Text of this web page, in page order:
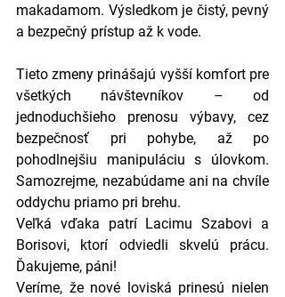
makadamom. Výsledkom je čistý, pevný
a bezpečný prístup až k vode.
Tieto zmeny prinášajú vyšší komfort pre
všetkých návštevníkov – od
jednoduchšieho prenosu výbavy, cez
bezpečnosť pri pohybe, až po
pohodlnejšiu manipuláciu s úlovkom.
Samozrejme, nezabúdame ani na chvíle
oddychu priamo pri brehu.
Veľká vďaka patrí Lacimu Szabovi a
Borisovi, ktorí odviedli skvelú prácu.
Ďakujeme, páni!
Veríme, že nové loviská prinesú nielen